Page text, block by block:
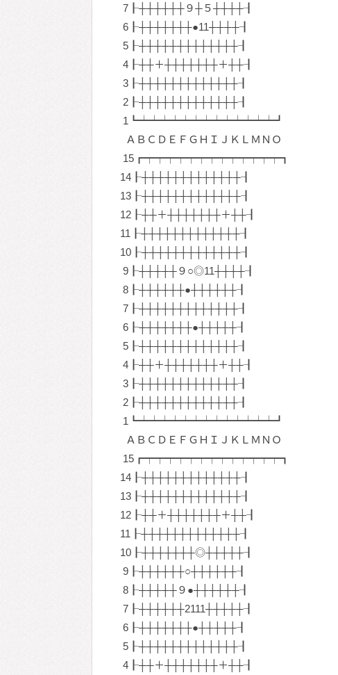
7┠┼┼┼┼┼┼９┼５┼┼┼┼┨
6┠┼┼┼┼┼┼┼●11┼┼┼┼┨
5┠┼┼┼┼┼┼┼┼┼┼┼┼┼┨
4┠┼┼＋┼┼┼┼┼┼┼＋┼┼┨
3┠┼┼┼┼┼┼┼┼┼┼┼┼┼┨
2┠┼┼┼┼┼┼┼┼┼┼┼┼┼┨
1┗┷┷┷┷┷┷┷┷┷┷┷┷┷┛
ＡＢＣＤＥＦＧＨＩＪＫＬＭＮＯ
15┏┯┯┯┯┯┯┯┯┯┯┯┯┯┓
14┠┼┼┼┼┼┼┼┼┼┼┼┼┼┨
13┠┼┼┼┼┼┼┼┼┼┼┼┼┼┨
12┠┼┼＋┼┼┼┼┼┼┼＋┼┼┨
11┠┼┼┼┼┼┼┼┼┼┼┼┼┼┨
10┠┼┼┼┼┼┼┼┼┼┼┼┼┼┨
9┠┼┼┼┼┼９○◎11┼┼┼┼┨
8┠┼┼┼┼┼┼●┼┼┼┼┼┼┨
7┠┼┼┼┼┼┼┼┼┼┼┼┼┼┨
6┠┼┼┼┼┼┼┼●┼┼┼┼┼┨
5┠┼┼┼┼┼┼┼┼┼┼┼┼┼┨
4┠┼┼＋┼┼┼┼┼┼┼＋┼┼┨
3┠┼┼┼┼┼┼┼┼┼┼┼┼┼┨
2┠┼┼┼┼┼┼┼┼┼┼┼┼┼┨
1┗┷┷┷┷┷┷┷┷┷┷┷┷┷┛
ＡＢＣＤＥＦＧＨＩＪＫＬＭＮＯ
15┏┯┯┯┯┯┯┯┯┯┯┯┯┯┓
14┠┼┼┼┼┼┼┼┼┼┼┼┼┼┨
13┠┼┼┼┼┼┼┼┼┼┼┼┼┼┨
12┠┼┼＋┼┼┼┼┼┼┼＋┼┼┨
11┠┼┼┼┼┼┼┼┼┼┼┼┼┼┨
10┠┼┼┼┼┼┼┼◎┼┼┼┼┼┨
9┠┼┼┼┼┼┼○┼┼┼┼┼┼┨
8┠┼┼┼┼┼９●┼┼┼┼┼┼┨
7┠┼┼┼┼┼┼2111┼┼┼┼┼┨
6┠┼┼┼┼┼┼┼●┼┼┼┼┼┨
5┠┼┼┼┼┼┼┼┼┼┼┼┼┼┨
4┠┼┼＋┼┼┼┼┼┼┼＋┼┼┨